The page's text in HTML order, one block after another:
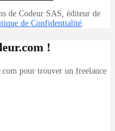
de Codeur SAS, éditeur de
de Confidentialité.
!
pour trouver un freelance